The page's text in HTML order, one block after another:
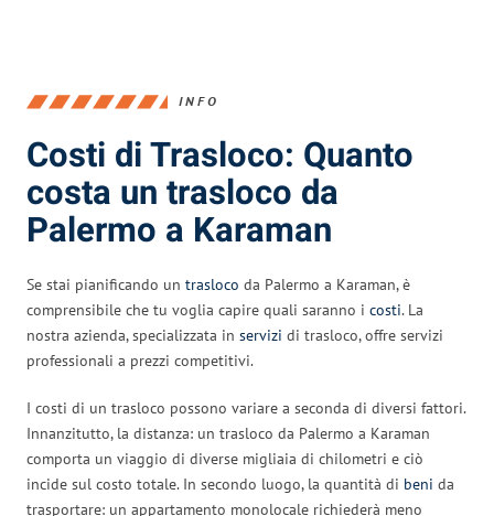
INFO
Costi di Trasloco: Quanto
costa un trasloco da
Palermo a Karaman
Se stai pianificando un trasloco da Palermo a Karaman, è
comprensibile che tu voglia capire quali saranno i costi. La
nostra azienda, specializzata in servizi di trasloco, offre servizi
professionali a prezzi competitivi.
I costi di un trasloco possono variare a seconda di diversi fattori.
Innanzitutto, la distanza: un trasloco da Palermo a Karaman
comporta un viaggio di diverse migliaia di chilometri e ciò
incide sul costo totale. In secondo luogo, la quantità di beni da
trasportare: un appartamento monolocale richiederà meno